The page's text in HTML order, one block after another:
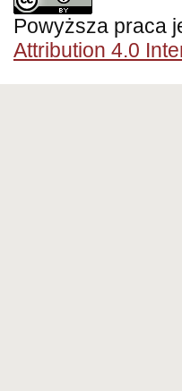
Powyższa praca
Attribution 4.0